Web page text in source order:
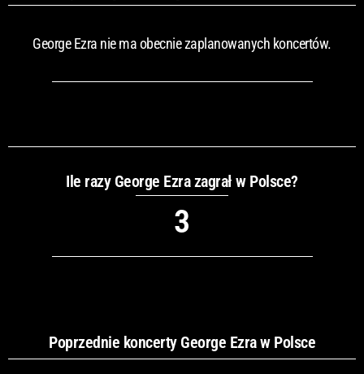
George Ezra nie ma obecnie zaplanowanych koncertów.
Ile razy George Ezra zagrał w Polsce?
3
Poprzednie koncerty George Ezra w Polsce